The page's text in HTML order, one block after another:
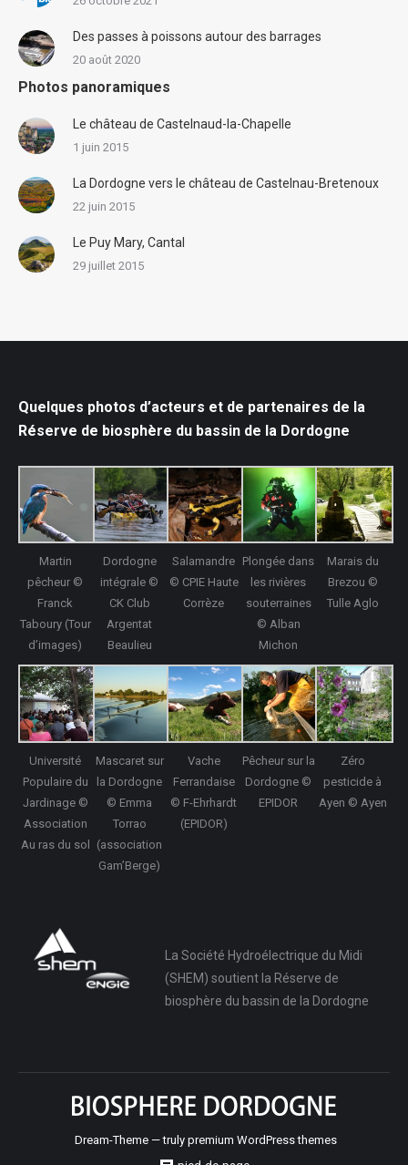
Des passes à poissons autour des barrages
20 août 2020
Photos panoramiques
Le château de Castelnaud-la-Chapelle
1 juin 2015
La Dordogne vers le château de Castelnau-Bretenoux
22 juin 2015
Le Puy Mary, Cantal
29 juillet 2015
Quelques photos d’acteurs et de partenaires de la
Réserve de biosphère du bassin de la Dordogne
Martin
pêcheur ©
Franck
Taboury (Tour
d’images)
Dordogne
intégrale ©
CK Club
Argentat
Beaulieu
Salamandre
© CPIE Haute
Corrèze
Plongée dans
les rivières
souterraines
© Alban
Michon
Marais du
Brezou ©
Tulle Aglo
Université
Populaire du
Jardinage ©
Association
Au ras du sol
Mascaret sur
la Dordogne
© Emma
Torrao
(association
Gam’Berge)
Vache
Ferrandaise
© F-Ehrhardt
(EPIDOR)
Pêcheur sur la
Dordogne ©
EPIDOR
Zéro
pesticide à
Ayen © Ayen
La Société Hydroélectrique du Midi
(SHEM) soutient la Réserve de
biosphère du bassin de la Dordogne
Dream-Theme — truly premium WordPress themes